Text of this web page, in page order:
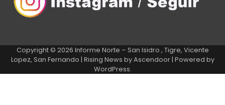
Copyright © 2026 Informe Norte – San Isidro , Tigre, Vicente
Lopez, San Fernando | Rising News byAscendoor| Powered by
WordPress.